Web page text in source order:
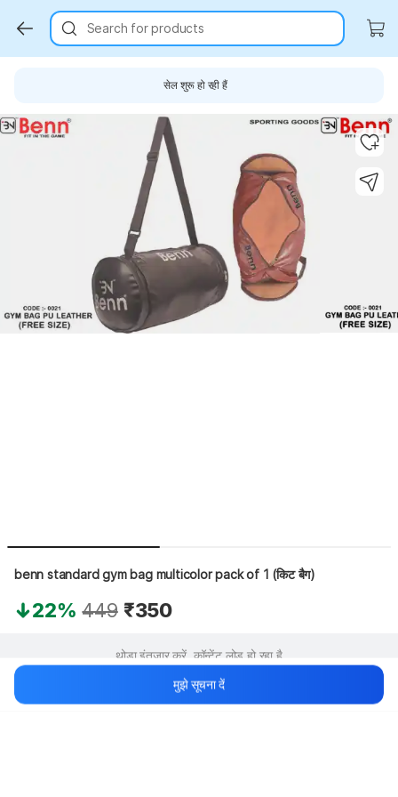
Search for products
सेल शुरू हो रही हैं
Key Highlights Key Highlights
benn standard gym bag multicolor pack of 1 (किट बैग)
22% 449 ₹350
थोड़ा इंतज़ार करें, कॉन्टेंट लोड हो रहा है
मुझे सूचना दें